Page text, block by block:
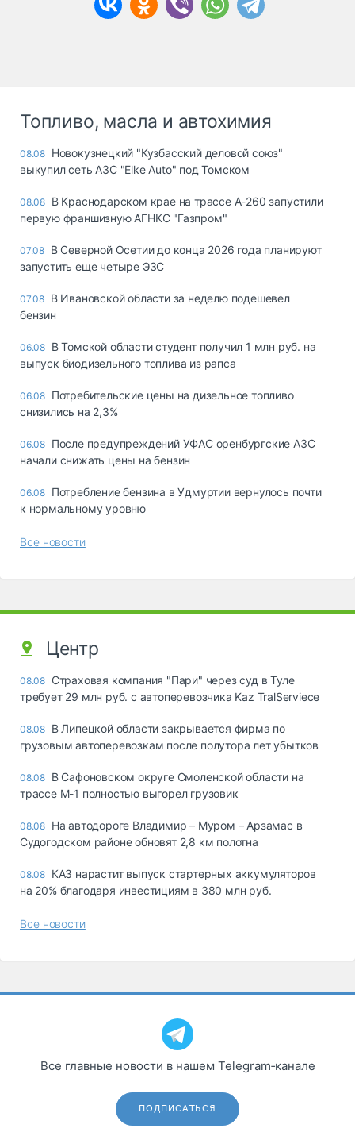
Топливо, масла и автохимия
08.08 Новокузнецкий "Кузбасский деловой союз"
выкупил сеть АЗС "Elke Auto" под Томском
08.08 В Краснодарском крае на трассе А-260 запустили
первую франшизную АГНКС "Газпром"
07.08 В Северной Осетии до конца 2026 года планируют
запустить еще четыре ЭЗС
07.08 В Ивановской области за неделю подешевел
бензин
06.08 В Томской области студент получил 1 млн руб. на
выпуск биодизельного топлива из рапса
06.08 Потребительские цены на дизельное топливо
снизились на 2,3%
06.08 После предупреждений УФАС оренбургские АЗС
начали снижать цены на бензин
06.08 Потребление бензина в Удмуртии вернулось почти
к нормальному уровню
Все новости
Центр
08.08 Страховая компания "Пари" через суд в Туле
требует 29 млн руб. с автоперевозчика Kaz TralServiece
08.08 В Липецкой области закрывается фирма по
грузовым автоперевозкам после полутора лет убытков
08.08 В Сафоновском округе Смоленской области на
трассе М-1 полностью выгорел грузовик
08.08 На автодороге Владимир – Муром – Арзамас в
Судогодском районе обновят 2,8 км полотна
08.08 КАЗ нарастит выпуск стартерных аккумуляторов
на 20% благодаря инвестициям в 380 млн руб.
Все новости
Все главные новости в нашем Telegram‑канале
ПОДПИСАТЬСЯ